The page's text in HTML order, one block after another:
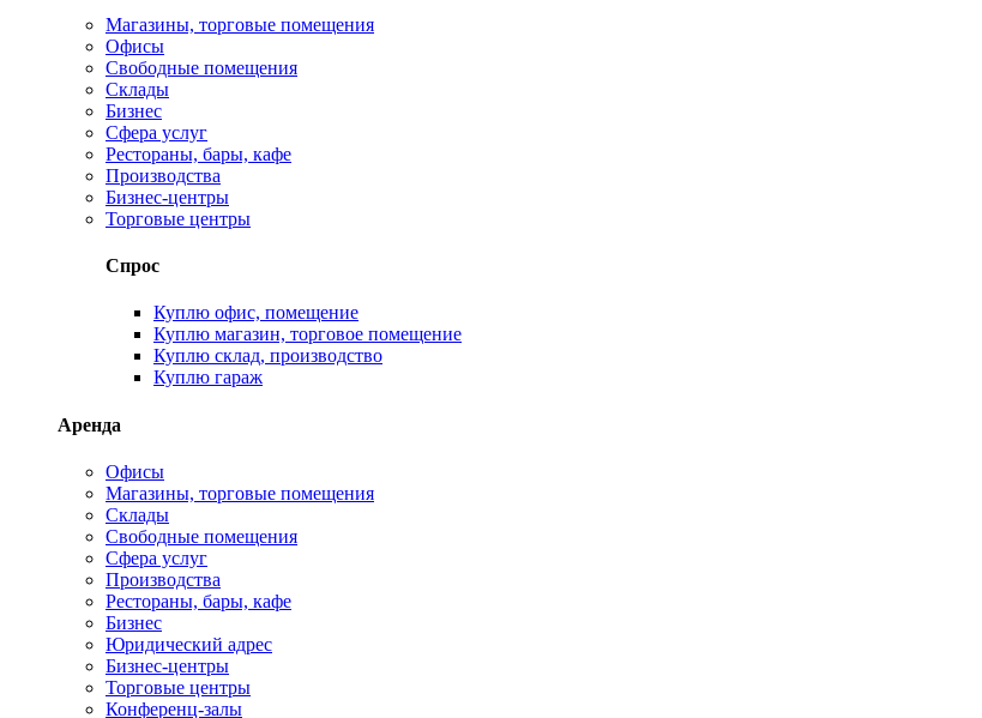
Магазины, торговые помещения
Офисы
Свободные помещения
Склады
Бизнес
Сфера услуг
Рестораны, бары, кафе
Производства
Бизнес-центры
Торговые центры
Спрос
Куплю офис, помещение
Куплю магазин, торговое помещение
Куплю склад, производство
Куплю гараж
Аренда
Офисы
Магазины, торговые помещения
Склады
Свободные помещения
Сфера услуг
Производства
Рестораны, бары, кафе
Бизнес
Юридический адрес
Бизнес-центры
Торговые центры
Конференц-залы